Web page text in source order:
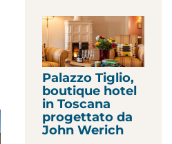
Palazzo Tiglio,
boutique hotel
in Toscana
progettato da
John Werich